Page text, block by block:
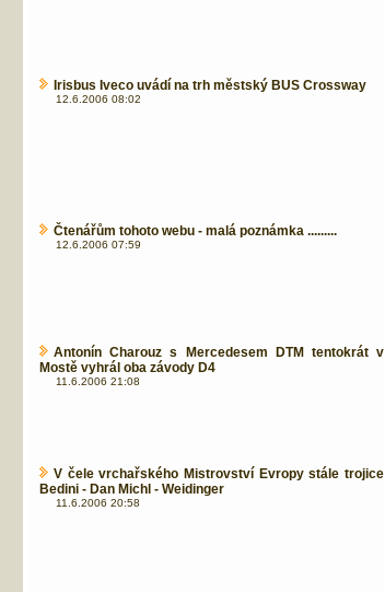
Irisbus Iveco uvádí na trh městský BUS Crossway
12.6.2006 08:02
Čtenářům tohoto webu - malá poznámka .........
12.6.2006 07:59
Antonín Charouz s Mercedesem DTM tentokrát v
Mostě vyhrál oba závody D4
11.6.2006 21:08
V čele vrchařského Mistrovství Evropy stále trojice
Bedini - Dan Michl - Weidinger
11.6.2006 20:58